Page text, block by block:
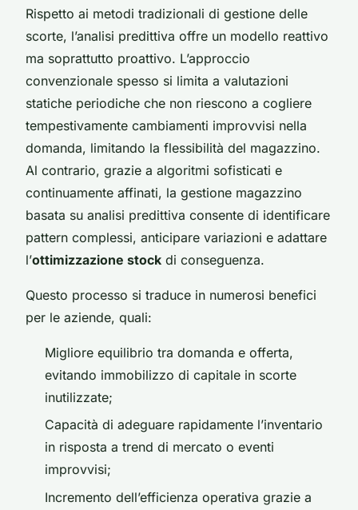
Rispetto ai metodi tradizionali di gestione delle
scorte, l’analisi predittiva offre un modello reattivo
ma soprattutto proattivo. L’approccio
convenzionale spesso si limita a valutazioni
statiche periodiche che non riescono a cogliere
tempestivamente cambiamenti improvvisi nella
domanda, limitando la flessibilità del magazzino.
Al contrario, grazie a algoritmi sofisticati e
continuamente affinati, la gestione magazzino
basata su analisi predittiva consente di identificare
pattern complessi, anticipare variazioni e adattare
l’ottimizzazione stock di conseguenza.
Questo processo si traduce in numerosi benefici
per le aziende, quali:
Migliore equilibrio tra domanda e offerta,
evitando immobilizzo di capitale in scorte
inutilizzate;
Capacità di adeguare rapidamente l’inventario
in risposta a trend di mercato o eventi
improvvisi;
Incremento dell’efficienza operativa grazie a